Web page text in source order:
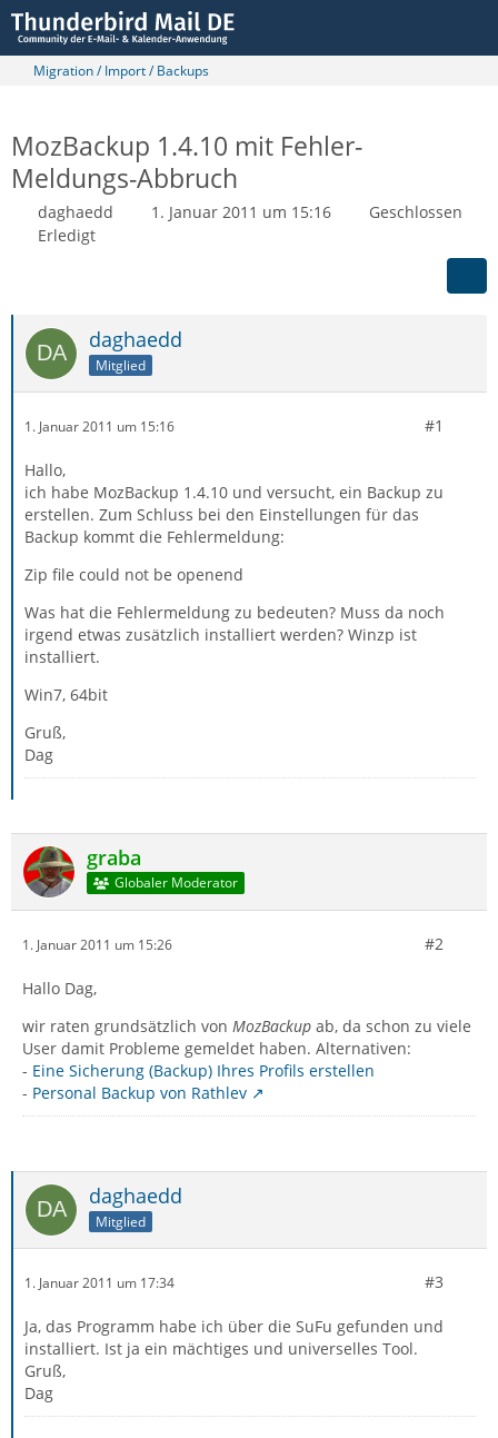
Migration / Import / Backups
MozBackup 1.4.10 mit Fehler-
Meldungs-Abbruch
daghaedd 1. Januar 2011 um 15:16
Geschlossen
Erledigt
daghaedd
Mitglied
1. Januar 2011 um 15:16 #1
Hallo,
ich habe MozBackup 1.4.10 und versucht, ein Backup zu
erstellen. Zum Schluss bei den Einstellungen für das
Backup kommt die Fehlermeldung:
Zip file could not be openend
Was hat die Fehlermeldung zu bedeuten? Muss da noch
irgend etwas zusätzlich installiert werden? Winzp ist
installiert.
Win7, 64bit
Gruß,
Dag
graba
Globaler Moderator
1. Januar 2011 um 15:26 #2
Hallo Dag,
wir raten grundsätzlich von MozBackup ab, da schon zu viele
User damit Probleme gemeldet haben. Alternativen:
- Eine Sicherung (Backup) Ihres Profils erstellen
- Personal Backup von Rathlev
daghaedd
Mitglied
1. Januar 2011 um 17:34 #3
Ja, das Programm habe ich über die SuFu gefunden und
installiert. Ist ja ein mächtiges und universelles Tool.
Gruß,
Dag